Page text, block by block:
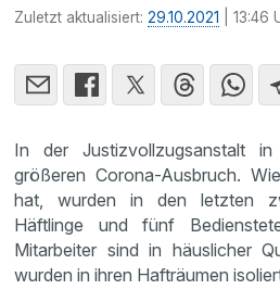
Zuletzt aktualisiert:29.10.2021 | 13:46
In der Justizvollzugsanstalt
größeren Corona-Ausbruch.
hat, wurden in den letzten
Häftlinge und fünf
Mitarbeiter sind in häuslicher
wurden in ihren Hafträumen